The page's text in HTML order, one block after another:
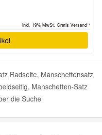
inkl. 19% MwSt. Gratis Versand *
Radseite, Manschettensatz
Manschetten-Satz
die Suche